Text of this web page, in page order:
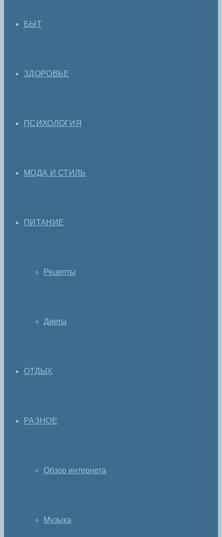
БЫТ
ЗДОРОВЬЕ
ПСИХОЛОГИЯ
МОДА И СТИЛЬ
ПИТАНИЕ
Рецепты
Диеты
ОТДЫХ
РАЗНОЕ
Обзор интернета
Музыка